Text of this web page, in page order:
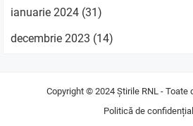
ianuarie 2024 (31)
decembrie 2023 (14)
Copyright © 2024Știrile RNL - Toate
Politică de